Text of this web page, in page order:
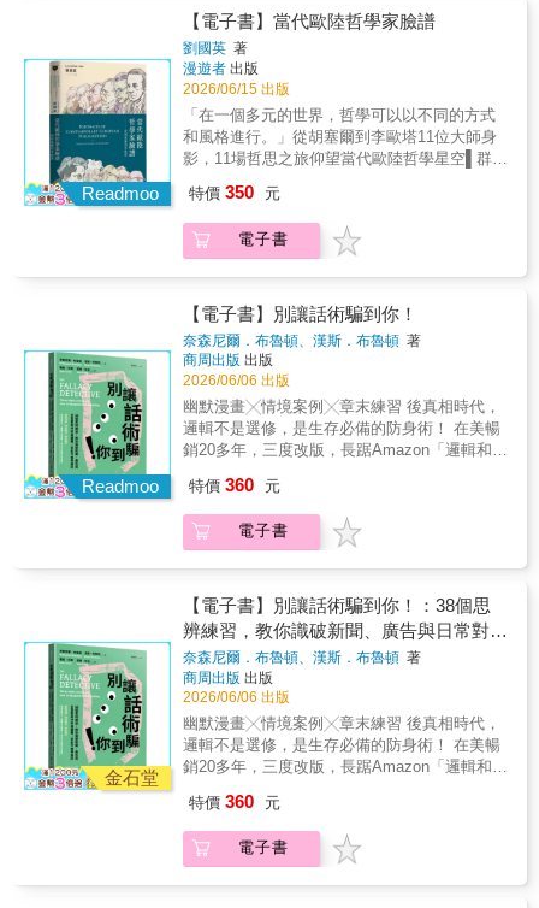
懷總會理事長 陳麗琴｜護理全聯會理事長 畢柳
鶯│醫師、《斷食善終》作者 楊婉萍｜佑平居
家護理所所長 蘇絢慧｜璞成心遇空間心理諮商
所所長
恐懼與壓力，而是如何在記憶中珍惜逝者的溫
度，並直面衰老與孤獨。面對高齡社會的種種
挑戰，現有制度仍有完善的空間，然而，若人
與人之間願意勇於擁抱需要幫助的他人，也樂
於接受他人的援助，或許原本孤單的生命，便
能在溫暖與安穩中迎接終點。 本書除了援引許
多日本社會真實案例故事作對照探討，更觸及
業的現況，引領我們思索，台灣在迎接高齡化
社會的來臨時，如何建立一套更有尊嚴的支持
系統，讓我們可以有完善的「終活」規畫，尊
嚴且優雅地迎向生命終點。 暖心推薦（依姓氏
│高齡醫學專家 陳維萍│中華民國家庭照顧者關
懷總會理事長 陳麗琴｜護理全聯會理事長 畢柳
鶯│醫師、《斷食善終》作者 楊婉萍｜佑平居
家護理所所長 蘇絢慧｜璞成心遇空間心理諮商
力。周威同（國立臺東女中公民與社會科教
師）周維毅（公民教師）黃益中（公民教師、
《思辨》作者） 哲學新媒體 ——誠摯推薦【西
班牙讀者好評推薦】‧我今年26歲，非常喜歡這
本書，同時也在想，如果能在16歲——那個開
始要面對生活中種種迷惘與困境的年紀——就
讀到這本書，那該有多好。最重要的是，這本
書教我們如何包容擁有不同意見和想法的人。
我向所有的青少年和成年人強烈推薦，本書絕
推薦給任何認為哲學很重要的人，同時也推薦
給那些鄙視哲學的人——因為就算是為了鄙視
它，你也得拿出論據才行。‧不論是對第一次接
質疑並深度思考周遭世界的人，我都強烈推薦
這本書。毫無疑問，這是一本在闔上很久之
後，依然會讓你持續反思的好書。‧在這個人們
被無數資訊和言論淹沒、卻往往分不清其價值
與真偽的時代，這絕對是一本值得擁有、一讀
再讀的好書。‧在作者提出的每個問題中，都出
神入化地將不同哲學家的視角編織在一起。他
可或缺的地方保留了專業術語，同時又巧妙融
入了較為生活化的口語，為整本書注入了清新
感與活力。‧這本書最棒的地方之一，就是作者
用得極有智慧而令人自然地心領神會。‧閱讀這
本書真是一大享受。它成功地讓每一個概念讀
起來都像在和朋友聊天一樣，而且探討的議題
非常有趣，從墮胎、愛情、純素主義到女性主
義等等。毫無疑問，這是一本我會想送給心愛
之人的書。‧我是一位語文教師，此書成功幫助
我引導學生的思考方式，並提升學生的寫作技
巧。【本書特色】★以提問揭示選擇背後的倫
理原則和現實衝突。★鼓勵打破框架並善用邏
輯，找到適合自己的答案。★用生動的哲學家
過「講道理的藝術」，學習論述技巧與分辨愚
弄人心的謬論。
醫師的生命餽贈∣當醫師是一種「成為」而非
「知道」的過程。 本書緣起於布克獎作家、美
學大師──約翰・伯格的作品《幸運之人》，作
者因緣際會返回當年書中所述之山谷，尋找伯
格捕捉到的鄉村老醫師所面臨的關卡並從其醫
療接續者的身上看見新的意念。彷彿一本書中
書，這是關乎醫病思索的美麗書冊，筆下描繪
景圖像──美好瞬間源於對所處地區的理解、對
病患的認識，與能力所及的範疇內結合兩者的
契機。鄉村醫師所為何來？每一種關係絕非平
面而單向，山谷年月是對醫療體系的審視，亦
時，藉此探究醫病之間最沉重的顧慮──界線：
醫師如何同時扮演鄰居與朋友的角色？即便能
兼顧多重身分，這種狀態是否健康？鄉村執業
看似美好，仍伴隨其他顧慮──難以尋找臨時代
班醫師、潛在的孤立感，其中──令多數醫師心
生畏懼的，莫過於無法隱匿身分而曝光了生
活。然而，對這位醫師是值得付出的代價，只
為換取歸屬感。況且，她渴望追求醫療層面的
連續性──越深入了解患者，臨床實踐越能根植
所能給予的照護。這是一位醫師在擁有他人信
任時所能成就的事。這些是擄獲並留住此地居
民心靈的饋贈，標記了時間流轉、變遷與延
裡再無醫病之分。 本書特色 ★波莉・莫蘭的文
字搭配理查・貝克的絕美攝影，寫下了感人至
深的情書，獻給土地、社群，更獻給成為優秀
醫師的精神真諦。 ★如今高速且壓縮的「小」
時代，我們應該如何讀書？讀什麼樣的書？見
微知著是現代人少量且精準閱讀習慣裡的理想
選項：圖文、輕盈、情緒動人，並有著真、
善、美的古典良意。
建立清晰的思考架構。這部作品有兩個層面，
其一是對近代哲學的概覽。羅素從英國哲學家
巴克萊出發，展示如何去質疑習以為常的表
象。隨後，羅素介紹了笛卡兒，並說明「系統
性的懷疑論」是哲學的根基。隨後他轉向了德
國哲學家康德，以探討「先驗的綜合知識」是
否可能。最後，羅素回到了古希臘，進入柏拉
圖的觀念論世界。除此之外，他還詳細區分不
同類型的知識，並介紹了休謨的歸納原則、基
正的哲學沉思不是自我侷限，而是來自於心靈
的逐漸擴展。唯有保持理性、不受制於盲目的
期待或恐懼，才能走出偏見與習慣的牢籠。這
它是一本複習近代知識論發展的入門書，對於
熱愛思考的人來說，則是一本充滿挑戰的知性
探索之書。
Readmoo
【電子書】當代歐陸哲學家臉譜
劉國英 著
漫遊者 出版
2026/06/15 出版
「在一個多元的世界，哲學可以以不同的方式
和風格進行。」從胡塞爾到李歐塔11位大師身
影，11場哲思之旅仰望當代歐陸哲學星空▌群星
峰期，現象學、存在主義、解釋學、結構主
義、後結構主義、後現代主義、解構、批判理
論等蓬勃發展，彼此緊密關聯，更與文學、人
想，包括：✦德國現象學兩大奠基者：胡塞
爾、海德格✦法國現象學最重要代表：沙特、
梅洛龐蒂、列維納斯、呂格爾✦結構主義者：
李維史陀✦後結構主義者：傅柯✦解構論者：德
里達✦後現代主義者：李歐塔✦政治思想家：鄂
蘭▌與大師的交會劉教授留學法國期間，曾在法
蘭西學院、巴黎索爾邦大學、巴黎高等師範學
院、法國社會科學高等研究學院，與其中六位
哲學家交會：・說話鏗鏘有力、熱切而投入的
體力行體現其哲學理想的列維納斯；・就鄂蘭
的核心學說而進行思想交鋒的李歐塔與呂格
爾；・親筆回信為青年學子論文提供意見的德
到當代歐陸哲學的獨特面貌，例如：大師之間
公開辯論不常見，但他們並不會迴避展現與他
人思路差異的對辯，這種對辯是君子之間的思
想交鋒。還有，這些哲學家之所以成為思想大
師，在於他們都並非空有理論，而是充滿實踐
關懷，並且能夠在其行事中展現出來。▌11位哲
學家，11場哲思之旅這十一篇文章的寫作時間
前後跨越二十年（2004-2024），其中部分源自
洛龐蒂），部分為悼念或追思之作（列維納
斯、李維史陀、呂格爾、德里達），一篇原是
期刊專論（李歐塔），另有三篇是專為本論集
特價 350 元
電子書
Readmoo
【電子書】別讓話術騙到你！
奈森尼爾．布魯頓、漢斯．布魯頓 著
商周出版 出版
2026/06/06 出版
幽默漫畫╳情境案例╳章末練習 後真相時代，
邏輯不是選修，是生存必備的防身術！ 在美暢
銷20多年，三度改版，長踞Amazon「邏輯和語
超級歪 「陪你看國際新聞」創辦人 蔡依橙 華
梵大學東方人文思想研究所教授 &冀劍制 ──腦
力激盪推薦（依姓氏筆畫序） 全齡適讀！練就
育政策，就是不在乎下一代。」 「大家都說這
家餐廳很好吃，肯定不會踩雷。」 「你不去補
習，以後就考不上好大學，找不到好工作，人
生就沒希望了。」 &hellip;&hellip; 這些話你每
天都聽得到&mdash;&mdash;來自廣告、新
聞、政論節目，甚至身邊的家人、朋友。聽的
當下好像有道理，事後總覺得哪裡怪怪的，卻
說不出個所以然。 其實，你的直覺是對的。這
些話背後都藏著經過包裝的錯誤推理，讓你在
來不及想清楚前就點頭、掏錢、選邊站。問題
話哪裡出了問題。 本書系統性整理38種潛伏在
日常生活裡的錯誤推理&mdash;&mdash;從稻
草人謬誤、滑坡謬誤到訴諸恐懼
特價 360 元
電子書
金石堂
【電子書】別讓話術騙到你！：38個思
辨練習，教你識破新聞、廣告與日常對話
中的偽邏輯，從此不被帶風向
奈森尼爾．布魯頓、漢斯．布魯頓 著
商周出版 出版
2026/06/06 出版
幽默漫畫╳情境案例╳章末練習 後真相時代，
邏輯不是選修，是生存必備的防身術！ 在美暢
銷20多年，三度改版，長踞Amazon「邏輯和語
超級歪 「陪你看國際新聞」創辦人 蔡依橙 華
梵大學東方人文思想研究所教授 &冀劍制 ──腦
力激盪推薦（依姓氏筆畫序） 全齡適讀！練就
特價 360 元
電子書